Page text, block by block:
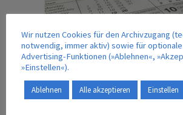
Wir nutzen Cookies für den Archivzugang
notwendig, immer aktiv) sowie für
Advertising-Funktionen (»Ablehnen«,
»Einstellen«).
Ablehnen Alle akzeptieren Einstellen